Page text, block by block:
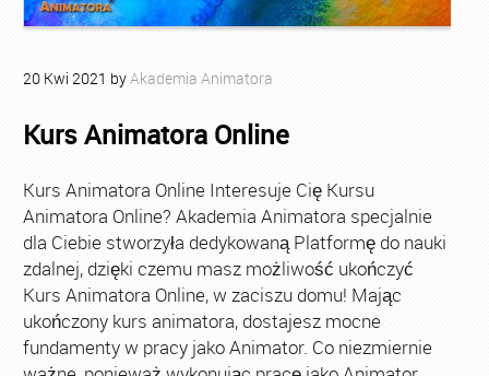
20 Kwi 2021 byAkademia Animatora
Kurs Animatora Online
Kurs Animatora Online Interesuje Cię Kursu
Animatora Online? Akademia Animatora specjalnie
dla Ciebie stworzyła dedykowaną Platformę do nauki
zdalnej, dzięki czemu masz możliwość ukończyć
Kurs Animatora Online, w zaciszu domu! Mając
ukończony kurs animatora, dostajesz mocne
fundamenty w pracy jako Animator. Co niezmiernie